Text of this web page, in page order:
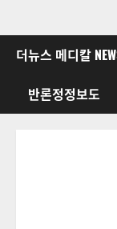
더뉴스 메디칼
반론정정보도